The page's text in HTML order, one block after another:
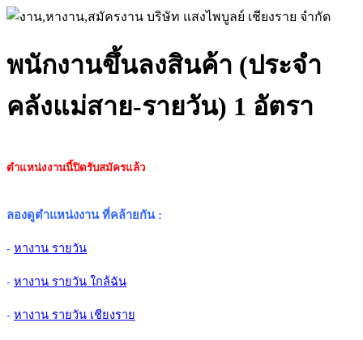
พนักงานขึ้นลงสินค้า (ประจํา
คลังแม่สาย-รายวัน) 1 อัตรา
ตำแหน่งงานนี้ปิดรับสมัครแล้ว
ลองดูตำแหน่งงาน ที่คล้ายกัน:
- หางาน รายวัน
- หางาน รายวัน ใกล้ฉัน
- หางาน รายวัน เชียงราย